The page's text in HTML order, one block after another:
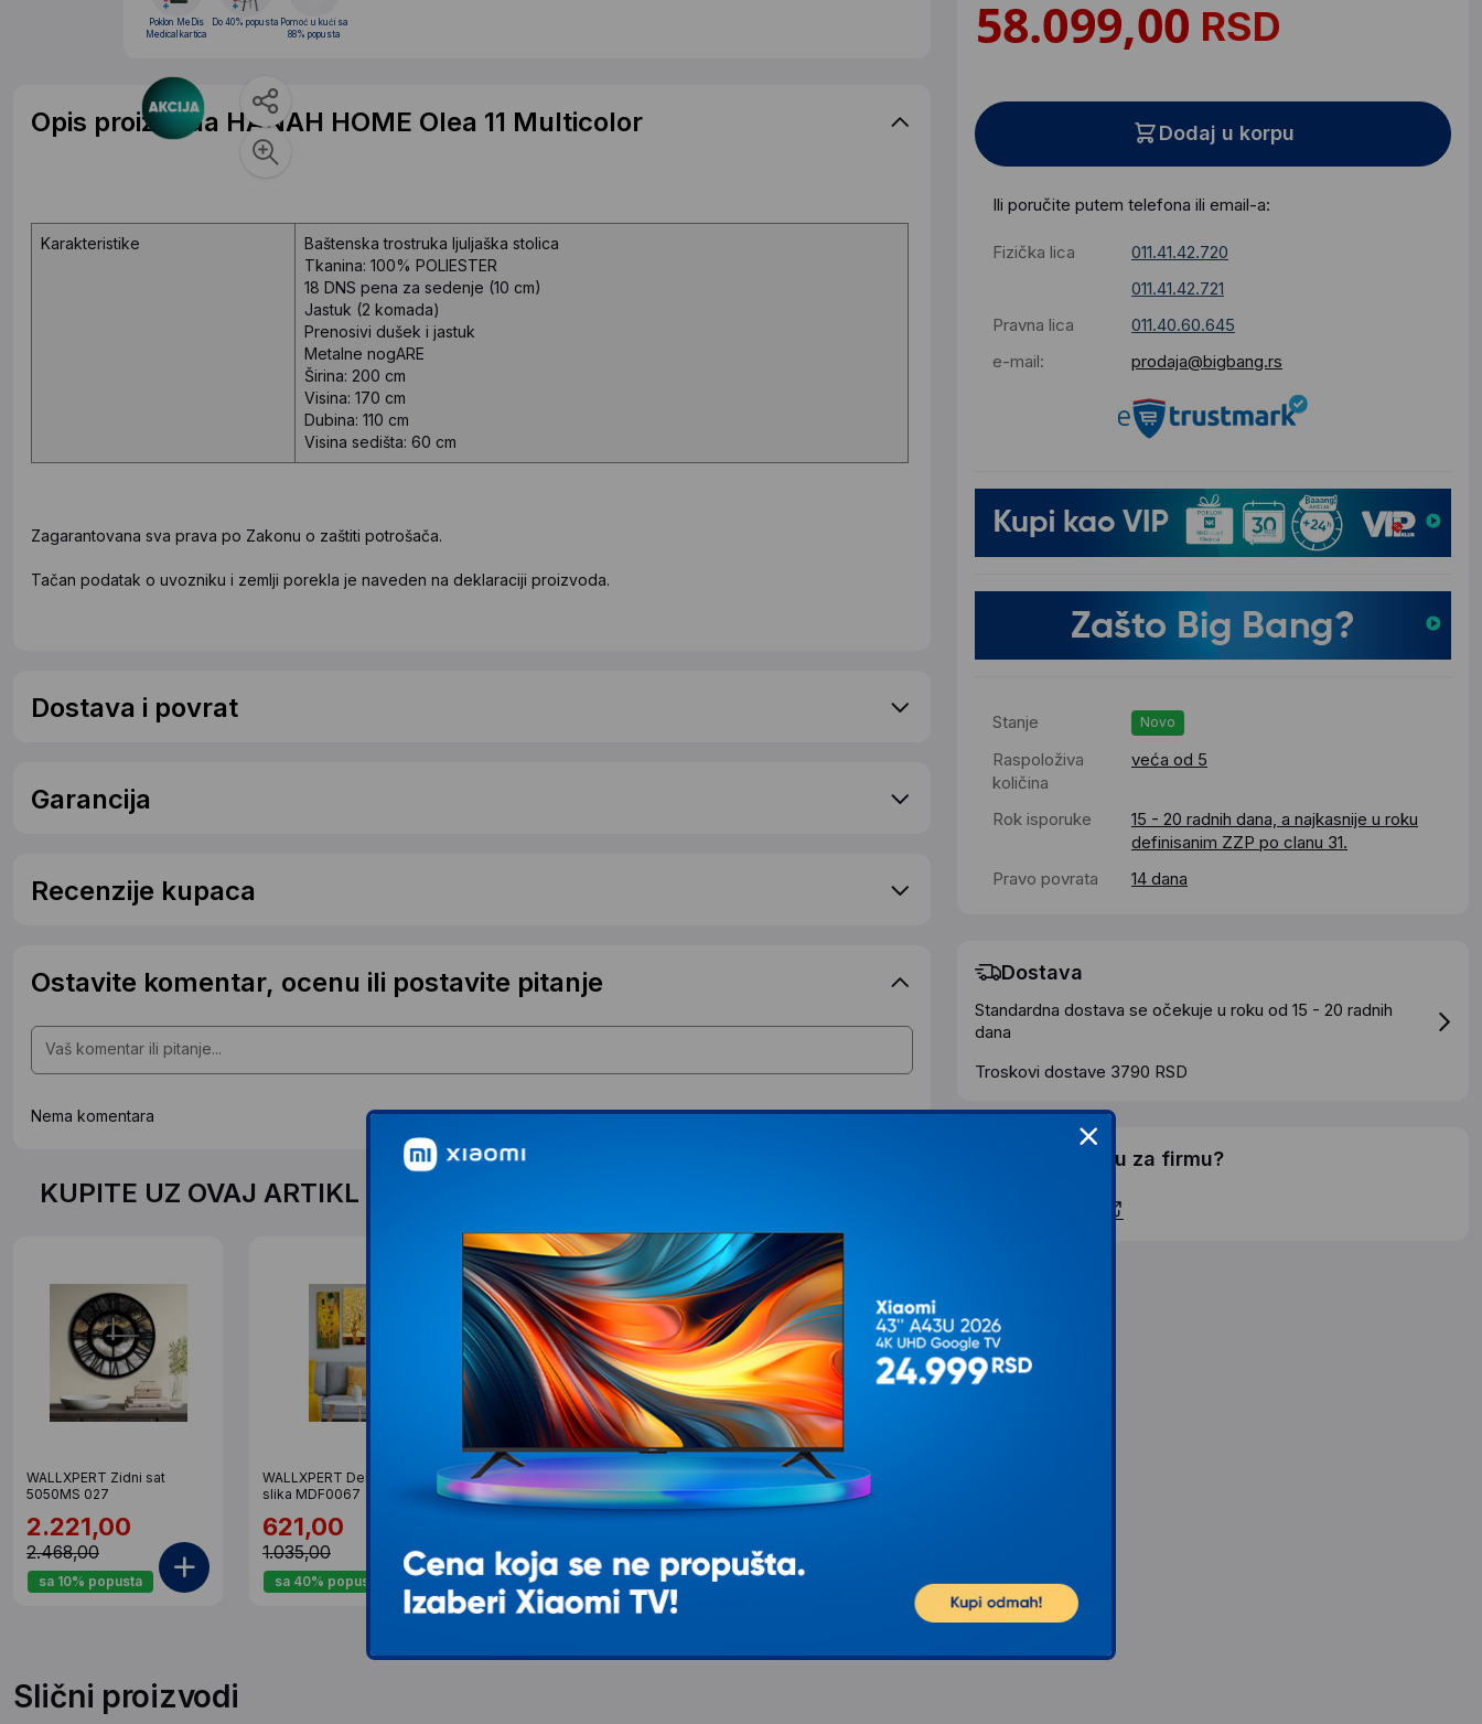
RSD
Dodaj u korpu
Ili poručite putem telefona ili email-a:
Fizička lica
011.41.42.720
011.41.42.721
Pravna lica
011.40.60.645
e-mail:
prodaja@bigbang.rs
Stanje Novo
Raspoloživa
količina
veća od 5
Rok isporuke
15 - 20 radnih dana, a najkasnije u roku
definisanim ZZP po clanu 31.
Pravo povrata
14 dana
Dostava
Standardna dostava se očekuje u roku od 15 - 20 radnih
dana
Troskovi dostave 3790 RSD
Želite li ponudu za firmu?
Poklon MeDis
Medical kartica
Do 40% popusta Pomoć u kući sa
88% popusta
Opis proizvoda HANAH HOME Olea 11 Multicolor
Karakteristike
Baštenska trostruka ljuljaška stolica
Tkanina: 100% POLIESTER
18 DNS pena za sedenje (10 cm)
Jastuk (2 komada)
Prenosivi dušek i jastuk
Metalne nogARE
Širina: 200 cm
Visina: 170 cm
Dubina: 110 cm
Visina sedišta: 60 ​​cm
Zagarantovana sva prava po Zakonu o zaštiti potrošača.
Tačan podatak o uvozniku i zemlji porekla je naveden na deklaraciji proizvoda.
Dostava i povrat
Garancija
Recenzije kupaca
Ostavite komentar, ocenu ili postavite pitanje
Nema komentara
KUPITE UZ OVAJ ARTIKL PO SPECIJALNOJ CENI
WALLXPERT Zidni sat
5050MS 027
2.221,00
2.468,00
sa 10% popusta
WALLXPERT Dekorativna
slika MDF0067
621,00
1.035,00
sa 40% popusta
OPVIQ Podna lampa AYD
2581
2.381,00
sa 15% popusta
Slični proizvodi